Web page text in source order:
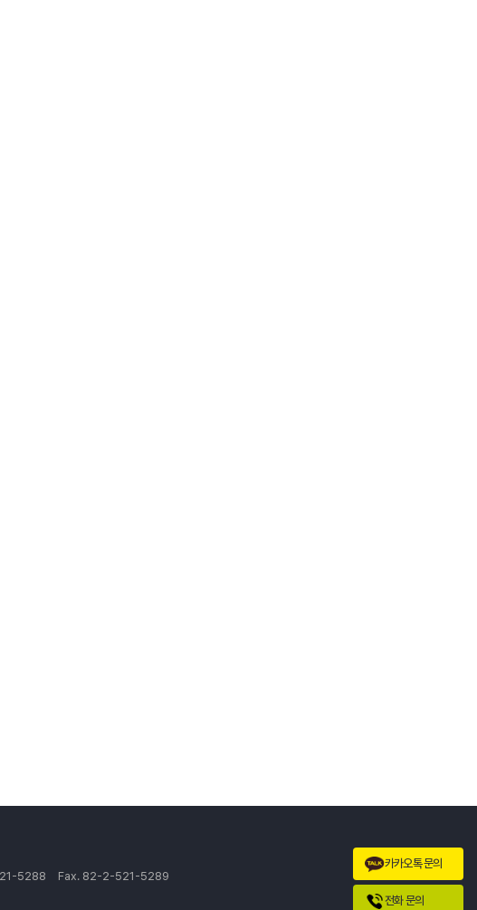
카카오톡 문의
전화 문의
5288
Fax. 82-2-521-5289